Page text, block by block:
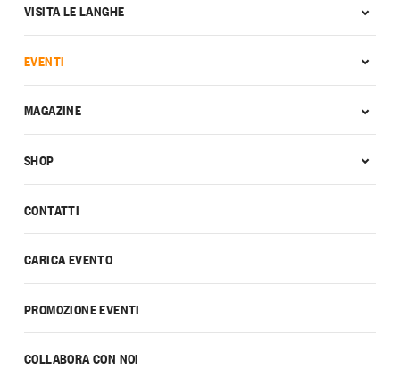
CONTATTI
CARICA EVENTO
PROMOZIONE EVENTI
COLLABORA CON NOI
VISITA LE LANGHE
EVENTI
MAGAZINE
SHOP